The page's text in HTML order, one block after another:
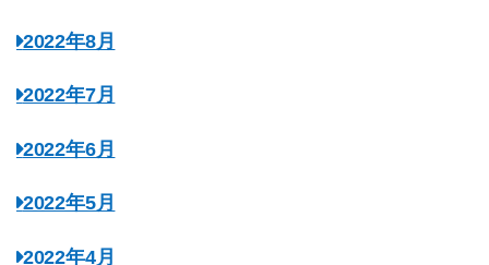
2022年8月
2022年7月
2022年6月
2022年5月
2022年4月